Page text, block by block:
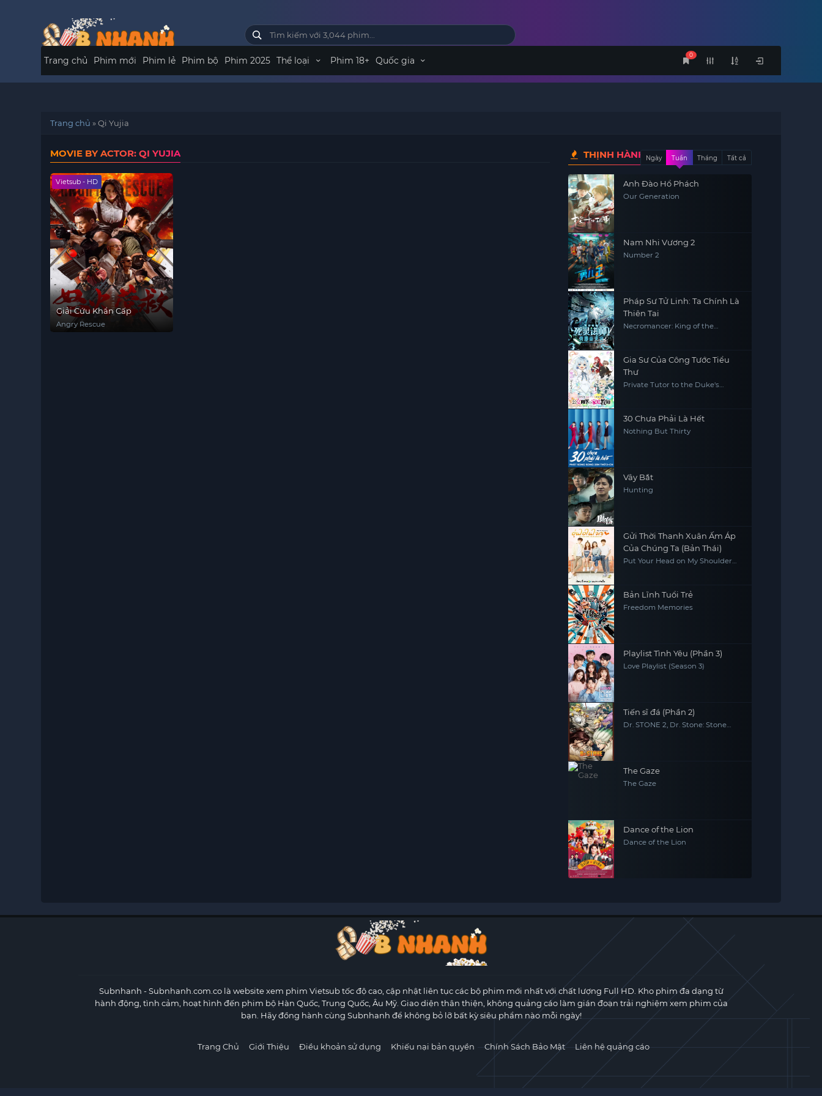
0
Trang chủ Phim mới Phim lẻ Phim bộ Phim 2025 Thể loại Phim 18+ Quốc gia
Trang chủ »Qi Yujia
MOVIE BY ACTOR: QI YUJIA
Vietsub - HD
Giải Cứu Khẩn Cấp
Angry Rescue
THỊNH HÀNHNgày Tuần Tháng Tất cả
Anh Đào Hổ Phách
Our Generation
Nam Nhi Vương 2
Number 2
Pháp Sư Tử Linh: Ta Chính Là
Thiên Tai
Necromancer: King of the
Gia Sư Của Công Tước Tiểu
Thư
Private Tutor to the Duke's
30 Chưa Phải Là Hết
Nothing But Thirty
Vây Bắt
Hunting
Gửi Thời Thanh Xuân Ấm Áp
Của Chúng Ta (Bản Thái)
Put Your Head on My Shoulder
Bản Lĩnh Tuổi Trẻ
Freedom Memories
Playlist Tình Yêu (Phần 3)
Love Playlist (Season 3)
Tiến sĩ đá (Phần 2)
Dr. STONE 2, Dr. Stone: Stone
The Gaze
The Gaze
Dance of the Lion
Dance of the Lion
Subnhanh - Subnhanh.com.co là website xem phim Vietsub tốc độ cao, cập nhật liên tục các bộ phim mới nhất với chất lượng Full HD. Kho phim đa dạng từ
hành động, tình cảm, hoạt hình đến phim bộ Hàn Quốc, Trung Quốc, Âu Mỹ. Giao diện thân thiện, không quảng cáo làm gián đoạn trải nghiệm xem phim của
bạn. Hãy đồng hành cùng Subnhanh để không bỏ lỡ bất kỳ siêu phẩm nào mỗi ngày!
Trang Chủ Giới Thiệu Điều khoản sử dụng Khiếu nại bản quyền Chính Sách Bảo Mật Liên hệ quảng cáo